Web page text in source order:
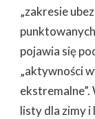
„zakresie
pojawia się
„aktywności
listy dla zimy i